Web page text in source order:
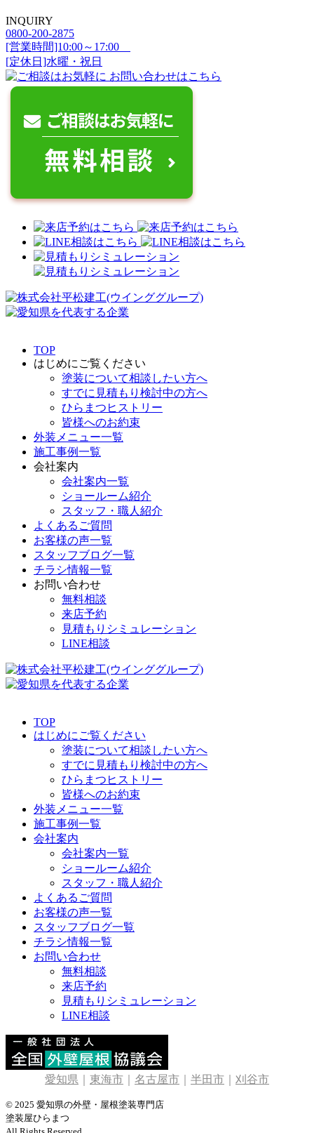
INQUIRY
0800-200-2875
[営業時間]10:00～17:00
[定休日]水曜・祝日
TOP
はじめにご覧ください
塗装について相談したい方へ
すでに見積もり検討中の方へ
ひらまつヒストリー
皆様へのお約束
外装メニュー一覧
施工事例一覧
会社案内
会社案内一覧
ショールーム紹介
スタッフ・職人紹介
よくあるご質問
お客様の声一覧
スタッフブログ一覧
チラシ情報一覧
お問い合わせ
無料相談
来店予約
見積もりシミュレーション
LINE相談
TOP
はじめにご覧ください
塗装について相談したい方へ
すでに見積もり検討中の方へ
ひらまつヒストリー
皆様へのお約束
外装メニュー一覧
施工事例一覧
会社案内
会社案内一覧
ショールーム紹介
スタッフ・職人紹介
よくあるご質問
お客様の声一覧
スタッフブログ一覧
チラシ情報一覧
お問い合わせ
無料相談
来店予約
見積もりシミュレーション
LINE相談
愛知県 東海市 名古屋市 半田市 刈谷市
© 2025 愛知県の外壁・屋根塗装専門店
塗装屋ひらまつ